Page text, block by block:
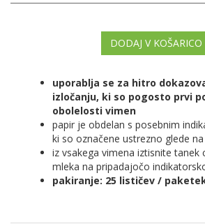
DODAJ V KOŠARICO
uporablja se za hitro
izločanju, ki so pogosto prvi
obolelosti vimen
papir je obdelan s posebnim
ki so označene ustrezno glede
iz vsakega vimena iztisnite tanek
mleka na pripadajočo
pakiranje: 25 lističev /